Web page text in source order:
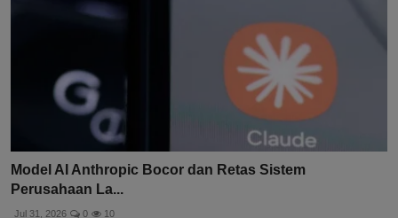
Model AI Anthropic Bocor dan Retas Sistem
Perusahaan La...
Jul 31, 2026 0 10